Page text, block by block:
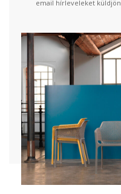
email hírleveleket küldjön.